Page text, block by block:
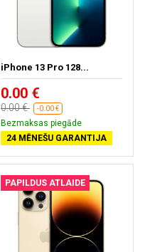
iPhone 13 Pro 128...
0.00 €
0.00 € -0.00 €
Bezmaksas piegāde
24 MĒNEŠU GARANTIJA
PAPILDUS ATLAIDE